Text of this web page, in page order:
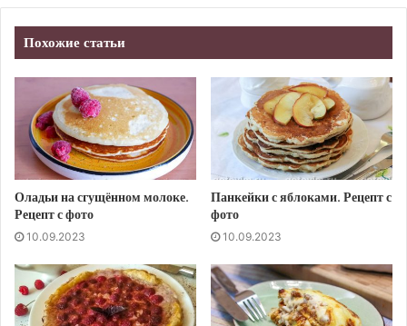
Похожие статьи
Оладьи на сгущённом молоке.
Рецепт с фото
10.09.2023
Панкейки с яблоками. Рецепт с
фото
10.09.2023